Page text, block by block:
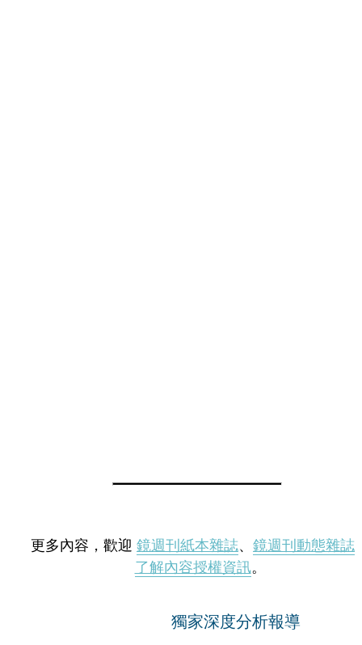
更多內容，歡迎 鏡週刊紙本雜誌、 鏡週刊動態雜誌
了解內容授權資訊。
獨家深度分析報導